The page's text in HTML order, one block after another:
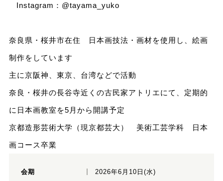
Instagram： @tayama_yuko
奈良県・桜井市在住 日本画技法・画材を使用し、絵画
制作をしています
主に京阪神、東京、台湾などで活動
奈良・桜井の長谷寺近くの古民家アトリエにて、定期的
に日本画教室を5月から開講予定
京都造形芸術大学（現京都芸大） 美術工芸学科 日本
画コース卒業
会期 2026年6月10日(水)